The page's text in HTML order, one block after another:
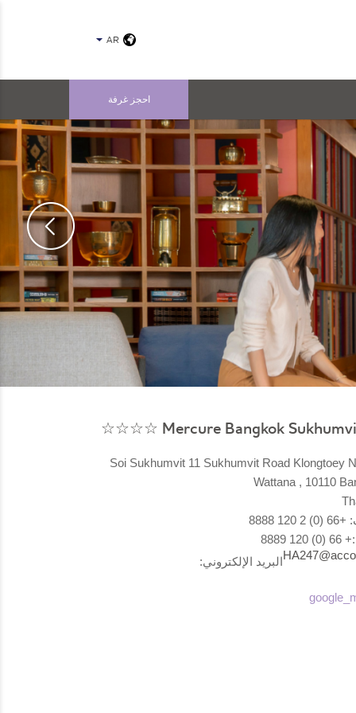
AR
احجز غرفة
Mercure Bangkok Sukhumvit
18 Soi Sukhumvit 11 Sukhumvit Road Klongtoey
Wattana , 10110
8888
8889
البريد الإلكتروني: